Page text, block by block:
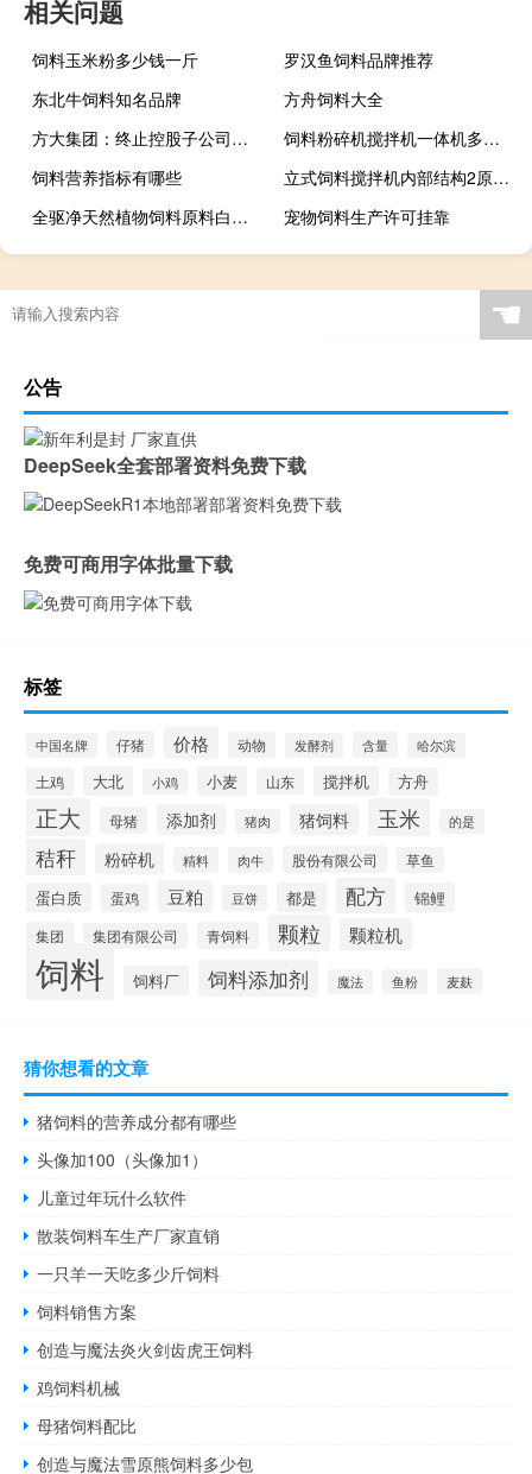
相关问题
饲料玉米粉多少钱一斤
罗汉鱼饲料品牌推荐
东北牛饲料知名品牌
方舟饲料大全
方大集团：终止控股子公司分拆至创业板上市
饲料粉碎机搅拌机一体机多少钱一台
饲料营养指标有哪些
立式饲料搅拌机内部结构2原理视频
全驱净天然植物饲料原料白术粗提取物
宠物饲料生产许可挂靠
☚
公告
DeepSeek全套部署资料免费下载
免费可商用字体批量下载
标签
中国名牌 仔猪 价格 动物 发酵剂 含量 哈尔滨
土鸡 大北 小鸡 小麦 山东 搅拌机 方舟
正大 母猪 添加剂 猪肉 猪饲料 玉米 的是
秸秆 粉碎机 精料 肉牛 股份有限公司 草鱼
蛋白质 蛋鸡 豆粕 豆饼 都是 配方 锦鲤
集团 集团有限公司 青饲料 颗粒 颗粒机
饲料 饲料厂 饲料添加剂 魔法 鱼粉 麦麸
猜你想看的文章
猪饲料的营养成分都有哪些
头像加100（头像加1）
儿童过年玩什么软件
散装饲料车生产厂家直销
一只羊一天吃多少斤饲料
饲料销售方案
创造与魔法炎火剑齿虎王饲料
鸡饲料机械
母猪饲料配比
创造与魔法雪原熊饲料多少包